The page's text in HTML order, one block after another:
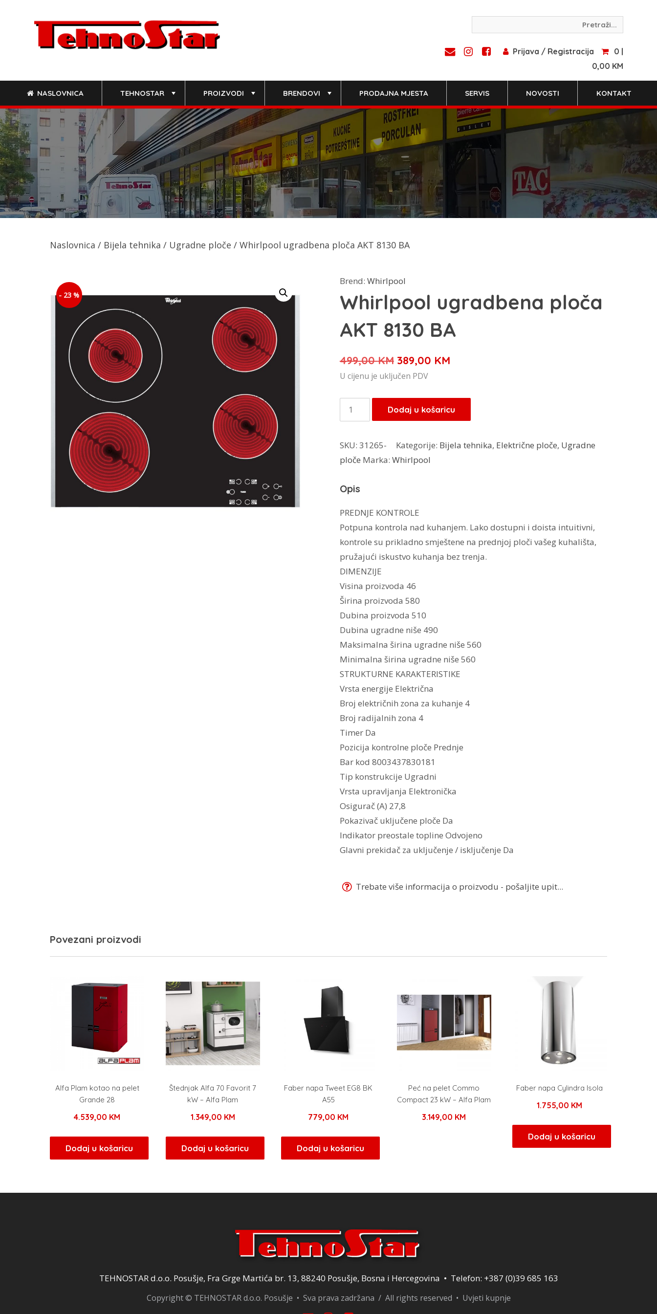
Prijava / Registracija
0 |
0,00 KM
NASLOVNICA TEHNOSTAR PROIZVODI BRENDOVI PRODAJNA MJESTA SERVIS NOVOSTI KONTAKT
Naslovnica / Bijela tehnika / Ugradne ploče / Whirlpool ugradbena ploča AKT 8130 BA
- 23 %
Brend: Whirlpool
Whirlpool ugradbena ploča
AKT 8130 BA
499,00KM Izvorna
cijena
je:
499,00 KM.
389,00 KMTrenutna
389,00 KM.
U cijenu je uključen PDV
Whirlpool
ugradbena
AKT
8130
količina
Dodaj u košaricu
SKU: 31265- Kategorije: Bijela tehnika, Električne ploče, Ugradne
ploče Marka: Whirlpool
Opis
PREDNJE KONTROLE
Potpuna kontrola nad kuhanjem. Lako dostupni i doista intuitivni,
kontrole su prikladno smještene na prednjoj ploči vašeg kuhališta,
pružajući iskustvo kuhanja bez trenja.
DIMENZIJE
Visina proizvoda 46
Širina proizvoda 580
Dubina proizvoda 510
Dubina ugradne niše 490
Maksimalna širina ugradne niše 560
Minimalna širina ugradne niše 560
STRUKTURNE KARAKTERISTIKE
Vrsta energije Električna
Broj električnih zona za kuhanje 4
Broj radijalnih zona 4
Timer Da
Pozicija kontrolne ploče Prednje
Bar kod 8003437830181
Tip konstrukcije Ugradni
Vrsta upravljanja Elektronička
Osigurač (A) 27,8
Pokazivač uključene ploče Da
Indikator preostale topline Odvojeno
Glavni prekidač za uključenje / isključenje Da
Trebate više informacija o proizvodu - pošaljite upit...
Povezani proizvodi
Alfa Plam kotao na pelet
Grande 28
4.539,00 KM
Dodaj u košaricu
Štednjak Alfa 70 Favorit 7
kW – Alfa Plam
1.349,00 KM
Dodaj u košaricu
Faber napa Tweet EG8 BK
A55
779,00 KM
Dodaj u košaricu
Peć na pelet Commo
Compact 23 kW – Alfa Plam
3.149,00 KM
Faber napa Cylindra Isola
1.755,00 KM
Dodaj u košaricu
TEHNOSTAR d.o.o. Posušje, Fra Grge Martića br. 13, 88240 Posušje, Bosna i Hercegovina • Telefon: +387 (0)39 685 163
Copyright © TEHNOSTAR d.o.o. Posušje • Sva prava zadržana / All rights reserved • Uvjeti kupnje